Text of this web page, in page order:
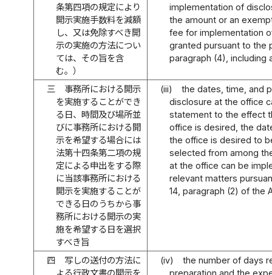
条第四項の規定により
開示実施手数料を減額
し、又は免除すべき開
示の実施の方法につい
ては、その旨を含
む。）
implementation of
the amount or an
fee for implementation
granted pursuant to the
paragraph (4),
三
事務所における開示
を実施することができ
る日、時間及び場所並
びに事務所における開
示を希望する場合には
法第十四条第二項の規
定による申出をする際
に当該事務所における
開示を実施することが
できる日のうちから事
務所における開示の実
施を希望する日を選択
すべき旨
(iii)
the dates, time, and
disclosure at the office
statement to the effect
office is desired, the
the office is desired to
selected from among
at the office can be
relevant matters
14, paragraph (2) of the
四
写しの送付の方法に
よる行政文書の開示を
(iv)
the number of days
preparation and the